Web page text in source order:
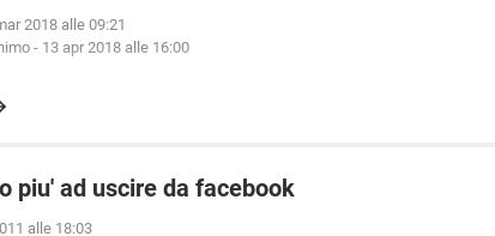
2018 alle 09:21
- 13 apr 2018 alle 16:00
piu' ad uscire da facebook
alle 18:03